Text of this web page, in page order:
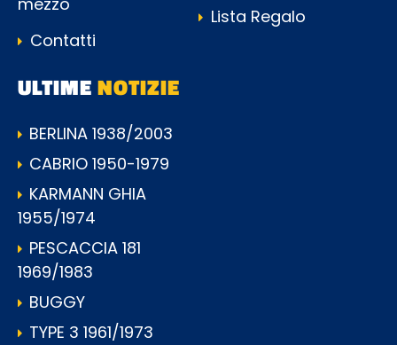
Contatti
Lista Regalo
ULTIMENOTIZIE
BERLINA 1938/2003
CABRIO 1950-1979
KARMANN GHIA
1955/1974
PESCACCIA 181
1969/1983
BUGGY
TYPE 3 1961/1973